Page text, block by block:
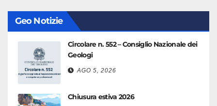
Geo Notizie
Circolare n. 552 – Consiglio Nazionale dei
Geologi
AGO 5, 2026
Chiusura estiva 2026